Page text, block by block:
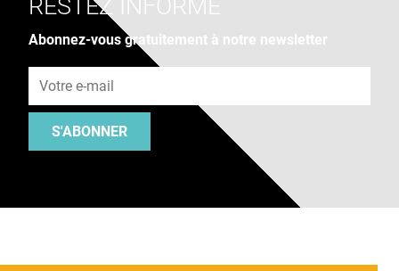
RESTEZ INFORMÉ
Abonnez-vous gratuitement à notre newsletter
S'ABONNER